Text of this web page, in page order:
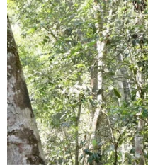
TIN CÙNG
Mưa lớn gây ngập lụt,